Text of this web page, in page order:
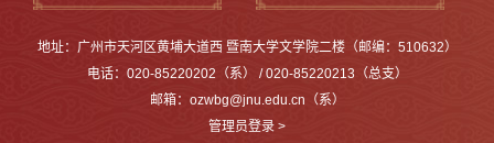
地址：广州市天河区黄埔大道西 暨南大学文学院二楼（邮编：510632）
电话：020-85220202（系） / 020-85220213（总支）
邮箱：ozwbg@jnu.edu.cn（系）
管理员登录 >